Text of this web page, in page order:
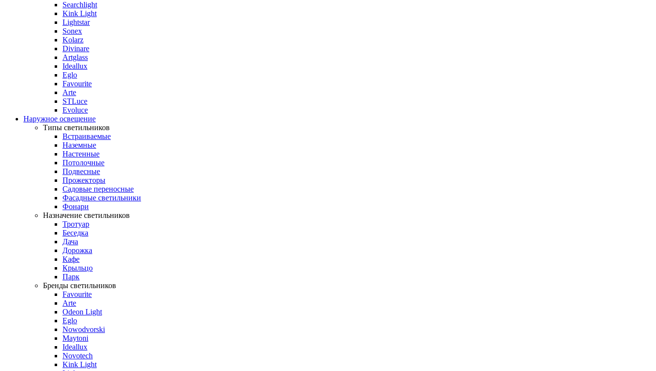
Searchlight
Kink Light
Lightstar
Sonex
Kolarz
Divinare
Artglass
Ideallux
Eglo
Favourite
Arte
STLuce
Evoluce
Наружное освещение
Типы светильников
Встраиваемые
Наземные
Настенные
Потолочные
Подвесные
Прожекторы
Садовые переносные
Фасадные светильники
Фонари
Назначение светильников
Тротуар
Беседка
Дача
Дорожка
Кафе
Крыльцо
Парк
Бренды светильников
Favourite
Arte
Odeon Light
Eglo
Nowodvorski
Maytoni
Ideallux
Novotech
Kink Light